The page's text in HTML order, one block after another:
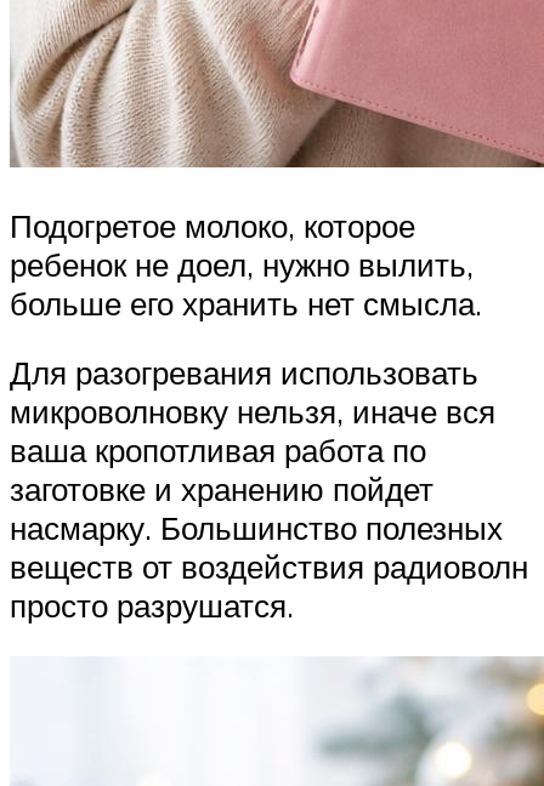
Подогретое молоко, которое
ребенок не доел, нужно вылить,
больше его хранить нет смысла.
Для разогревания использовать
микроволновку нельзя, иначе вся
ваша кропотливая работа по
заготовке и хранению пойдет
насмарку. Большинство полезных
веществ от воздействия радиоволн
просто разрушатся.